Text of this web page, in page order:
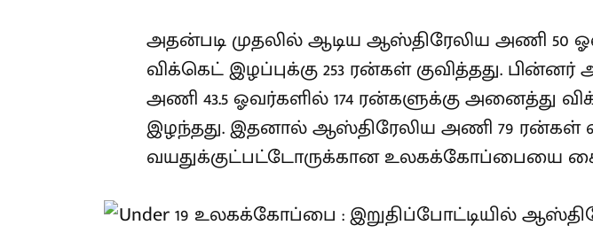
அதன்படி முதலில் ஆடிய ஆஸ்திரேலிய அணி 50
விக்கெட் இழப்புக்கு 253 ரன்கள் குவித்தது. பின்னர்
அணி 43.5 ஓவர்களில் 174 ரன்களுக்கு அனைத்து
இழந்தது. இதனால் ஆஸ்திரேலிய அணி 79 ரன்கள்
வயதுக்குட்பட்டோருக்கான உலகக்கோப்பையை